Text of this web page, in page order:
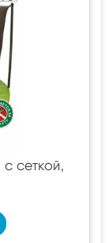
c сеткой,